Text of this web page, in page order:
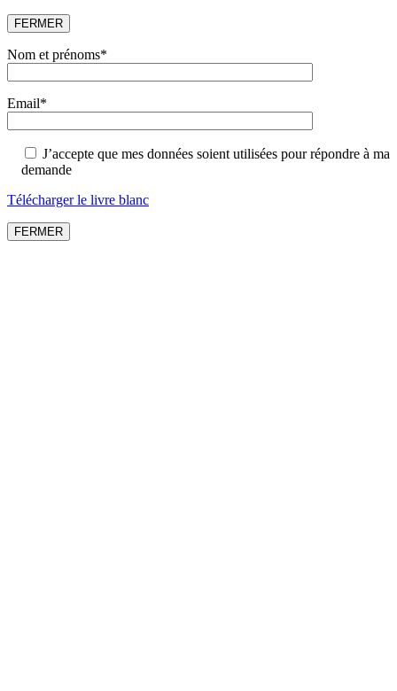
FERMER
Nom et prénoms*
Email*
J’accepte que mes données soient utilisées pour répondre à ma
demande
Télécharger le livre blanc
FERMER